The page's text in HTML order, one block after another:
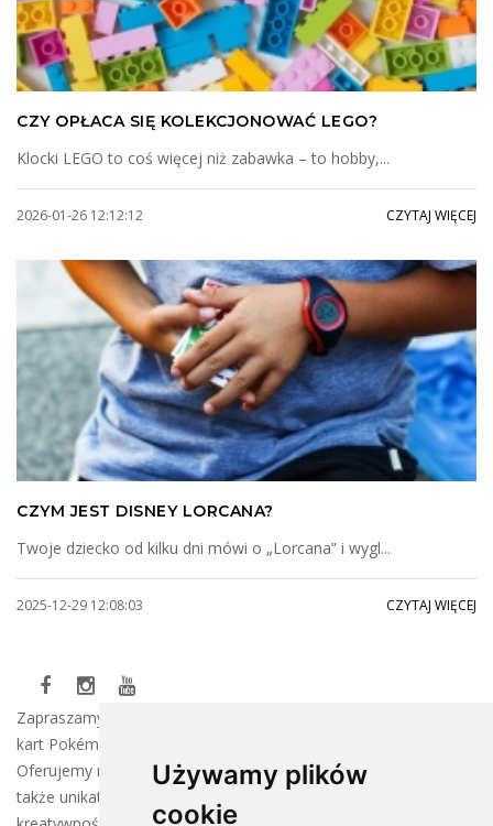
Używamy plików
cookie
CZY OPŁACA SIĘ KOLEKCJONOWAĆ LEGO?
Klocki LEGO to coś więcej niż zabawka – to hobby,...
2026-01-26 12:12:12 CZYTAJ WIĘCEJ
CZYM JEST DISNEY LORCANA?
Twoje dziecko od kilku dni mówi o „Lorcana” i wygl...
2025-12-29 12:08:03 CZYTAJ WIĘCEJ
Zapraszamy do naszego sklepu, gdzie znajdziesz szeroki wybór
kart Pokémon oraz klocków LEGO dla wszystkich fanów!
Oferujemy najnowsze kolekcje kart do wymiany i zbierania, a
także unikatowe zestawy LEGO, które rozbudzą Twoją